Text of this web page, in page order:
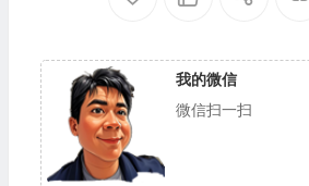
我的微信
微信扫一扫